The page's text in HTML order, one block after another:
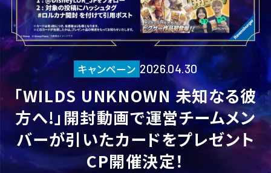
キャンペーン 2026.04.30
「WILDS UNKNOWN 未知なる彼
方へ!」​開封動画で運営チームメン
バーが引いたカードをプレゼント
CP開催決定！